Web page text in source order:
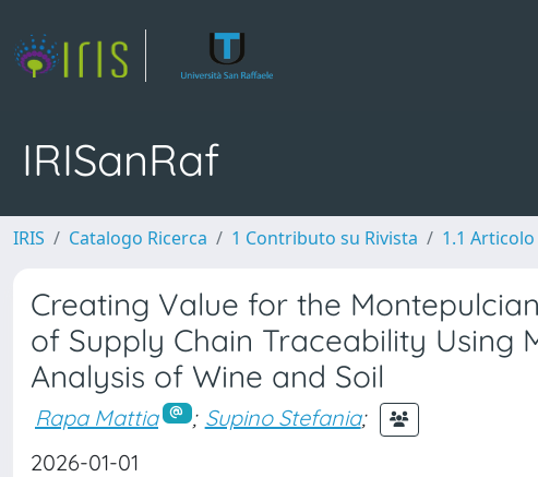
IRISanRaf
IRIS Catalogo Ricerca 1 Contributo su Rivista 1.1
Creating Value for the
of Supply Chain Traceability Using
Analysis of Wine and Soil
Rapa Mattia ; Supino Stefania;
2026-01-01